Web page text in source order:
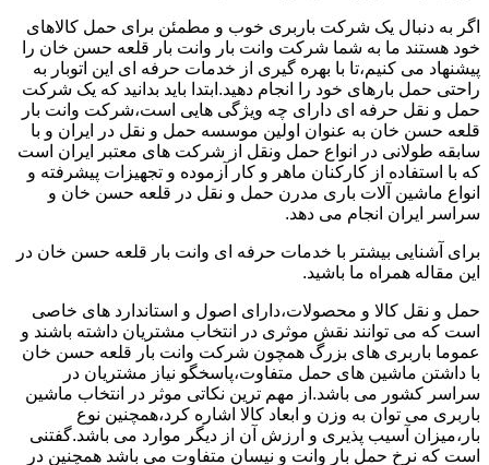
اگر به دنبال یک شرکت باربری خوب و مطمئن برای حمل کالاهای
خود هستند ما به شما شرکت وانت بار وانت بار قلعه حسن خان را
پیشنهاد می کنیم،تا با بهره گیری از خدمات حرفه ای این اتوبار به
راحتی حمل بارهای خود را انجام دهید.ابتدا باید بدانید که یک شرکت
حمل و نقل حرفه ای دارای چه ویژگی هایی است،شرکت وانت بار
قلعه حسن خان به عنوان اولین موسسه حمل و نقل در ایران و با
سابقه طولانی در انواع حمل ونقل از شرکت های معتبر ایران است
که با استفاده از کارکنان ماهر و کار آزموده و تجهیزات پیشرفته و
انواع ماشین آلات باری مدرن حمل و نقل در قلعه حسن خان و
سراسر ایران انجام می دهد.
برای آشنایی بیشتر با خدمات حرفه ای وانت بار قلعه حسن خان در
این مقاله همراه ما باشید.
حمل و نقل کالا و محصولات،دارای اصول و استاندارد های خاصی
است که می توانند نقش موثری در انتخاب مشتریان داشته باشند و
عموما باربری های بزرگ همچون شرکت وانت بار قلعه حسن خان
با داشتن ماشین های حمل متفاوت،پاسخگو نیاز مشتریان در
سراسر کشور می باشد.از مهم ترین نکاتی موثر در انتخاب ماشین
باربری می توان به وزن و ابعاد کالا اشاره کرد،همچنین نوع
بار،میزان آسیب پذیری و ارزش آن از دیگر موارد می باشد.گفتنی
است که نرخ حمل بار وانت و نیسان متفاوت می باشد همچنین در